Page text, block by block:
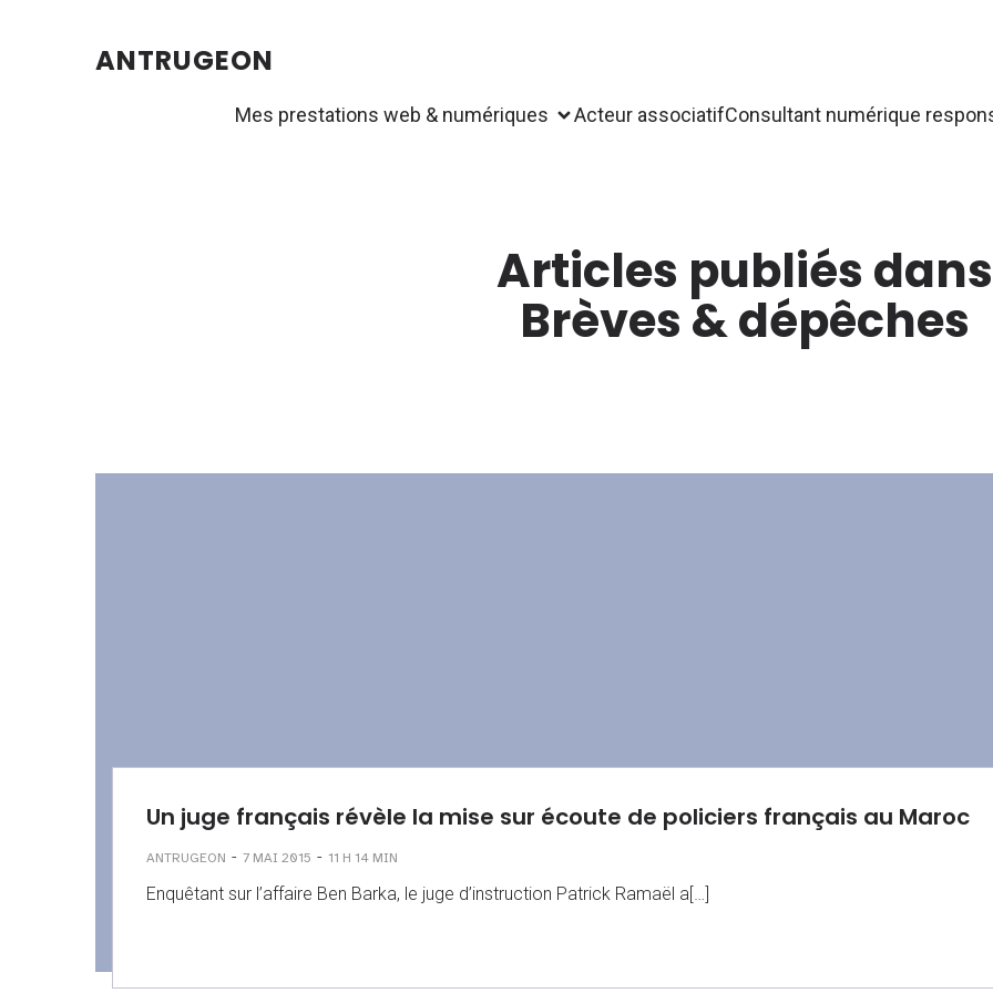
ANTRUGEON
Mes prestations web & numériques Acteur associatifConsultant numérique
Articles publiés dans
Brèves & dépêches
Un juge français révèle la mise sur écoute de policiers français au Maroc
ANTRUGEON - 7 MAI 2015 - 11 H 14 MIN
Enquêtant sur l’affaire Ben Barka, le juge d’instruction Patrick Ramaël a[…]